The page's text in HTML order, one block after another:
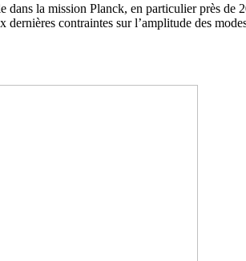
la mission Planck, en particulier près de
dernières contraintes sur l’amplitude des